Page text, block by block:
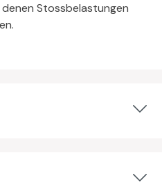
Stossbelastungen